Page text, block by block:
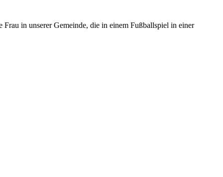
in unserer Gemeinde, die in einem Fußballspiel in einer